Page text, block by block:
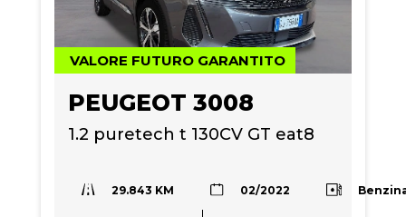
VALORE FUTURO GARANTITO
PEUGEOT 3008
1.2 puretech t 130CV GT eat8
29.843 KM 02/2022